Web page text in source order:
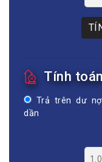
Tính
Trả trên dư
dần